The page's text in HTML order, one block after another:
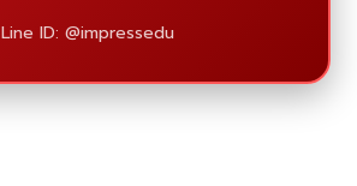
Line ID: @impressedu